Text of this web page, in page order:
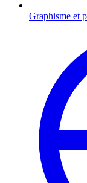
Graphisme et